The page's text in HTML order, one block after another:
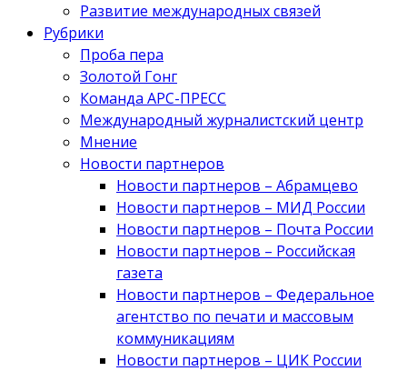
Развитие международных связей
Рубрики
Проба пера
Золотой Гонг
Команда АРС-ПРЕСС
Международный журналистский центр
Мнение
Новости партнеров
Новости партнеров – Абрамцево
Новости партнеров – МИД России
Новости партнеров – Почта России
Новости партнеров – Российская
газета
Новости партнеров – Федеральное
агентство по печати и массовым
коммуникациям
Новости партнеров – ЦИК России